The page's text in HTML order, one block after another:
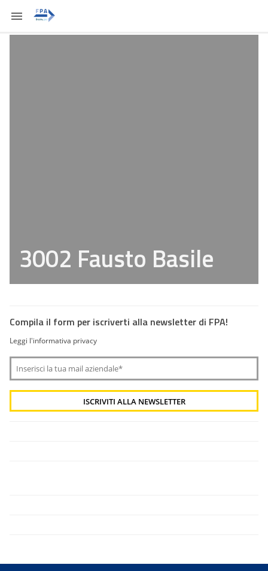
3002 Fausto Basile
Compila il form per iscriverti alla newsletter di FPA!
Leggi l'informativa privacy